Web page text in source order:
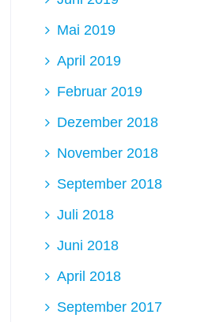
Mai 2019
April 2019
Februar 2019
Dezember 2018
November 2018
September 2018
Juli 2018
Juni 2018
April 2018
September 2017